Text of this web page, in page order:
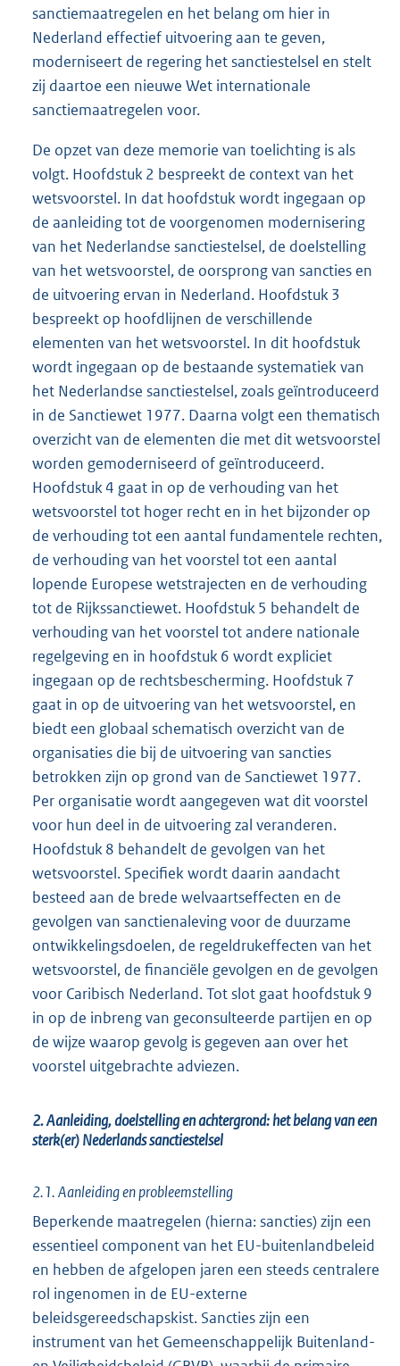
sanctiemaatregelen en het belang om hier in
Nederland effectief uitvoering aan te geven,
moderniseert de regering het sanctiestelsel en stelt
zij daartoe een nieuwe Wet internationale
sanctiemaatregelen voor.
De opzet van deze memorie van toelichting is als
volgt. Hoofdstuk 2 bespreekt de context van het
wetsvoorstel. In dat hoofdstuk wordt ingegaan op
de aanleiding tot de voorgenomen modernisering
van het Nederlandse sanctiestelsel, de doelstelling
van het wetsvoorstel, de oorsprong van sancties en
de uitvoering ervan in Nederland. Hoofdstuk 3
bespreekt op hoofdlijnen de verschillende
elementen van het wetsvoorstel. In dit hoofdstuk
wordt ingegaan op de bestaande systematiek van
het Nederlandse sanctiestelsel, zoals geïntroduceerd
in de Sanctiewet 1977. Daarna volgt een thematisch
overzicht van de elementen die met dit wetsvoorstel
worden gemoderniseerd of geïntroduceerd.
Hoofdstuk 4 gaat in op de verhouding van het
wetsvoorstel tot hoger recht en in het bijzonder op
de verhouding tot een aantal fundamentele rechten,
de verhouding van het voorstel tot een aantal
lopende Europese wetstrajecten en de verhouding
tot de Rijkssanctiewet. Hoofdstuk 5 behandelt de
verhouding van het voorstel tot andere nationale
regelgeving en in hoofdstuk 6 wordt expliciet
ingegaan op de rechtsbescherming. Hoofdstuk 7
gaat in op de uitvoering van het wetsvoorstel, en
biedt een globaal schematisch overzicht van de
organisaties die bij de uitvoering van sancties
betrokken zijn op grond van de Sanctiewet 1977.
Per organisatie wordt aangegeven wat dit voorstel
voor hun deel in de uitvoering zal veranderen.
Hoofdstuk 8 behandelt de gevolgen van het
wetsvoorstel. Specifiek wordt daarin aandacht
besteed aan de brede welvaartseffecten en de
gevolgen van sanctienaleving voor de duurzame
ontwikkelingsdoelen, de regeldrukeffecten van het
wetsvoorstel, de financiële gevolgen en de gevolgen
voor Caribisch Nederland. Tot slot gaat hoofdstuk 9
in op de inbreng van geconsulteerde partijen en op
de wijze waarop gevolg is gegeven aan over het
voorstel uitgebrachte adviezen.
2. Aanleiding, doelstelling en achtergrond: het belang van een
sterk(er) Nederlands sanctiestelsel
2.1. Aanleiding en probleemstelling
Beperkende maatregelen (hierna: sancties) zijn een
essentieel component van het EU-buitenlandbeleid
en hebben de afgelopen jaren een steeds centralere
rol ingenomen in de EU-externe
beleidsgereedschapskist. Sancties zijn een
instrument van het Gemeenschappelijk Buitenland-